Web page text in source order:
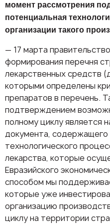
момент рассмотрения
потенциальная
организации такого
— 17 марта
формирования перечня
лекарственных средств
которыми определены
препаратов в перечень.
подтверждением
полному циклу является
документа, содержащего
технологического
лекарства, которые
Евразийского
способом мы
которые уже
организацию
циклу на территории